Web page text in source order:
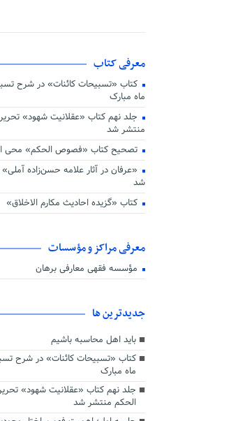
پیام تسلیت رهبر معظم انقلاب و
عمومی
آیت الله سید ابراهیم رئیسی به
شتافت
معرفی کتاب
کتاب «تسبیحات کائنات» در شرح
ماه مبارک
جلد نهم کتاب «عقلانیت شهود»
منتشر شد
تصحیح کتاب «فصوص الحکم» محی
«عرفان در آثار علامه حسن‌زاده آملی»
شد
کتاب «گزیده احادیث مکارم الاخلاق»
معرفی مراکز و مؤسسات
مؤسسه فقهی معارفی برهان
جديدترين ها
باید اهل محاسبه باشیم
کتاب «تسبیحات کائنات» در شرح
ماه مبارک
جلد نهم کتاب «عقلانیت شهود»
الحکم منتشر شد